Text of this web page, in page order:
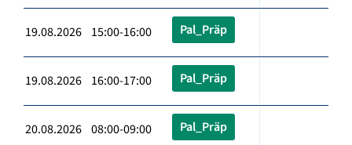
19.08.2026 15:00-16:00 Pal_Präp
19.08.2026 16:00-17:00 Pal_Präp
20.08.2026 08:00-09:00 Pal_Präp